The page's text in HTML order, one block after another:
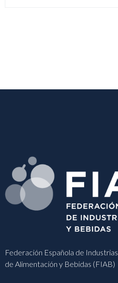
Federación Española de Industrias
de Alimentación y Bebidas (FIAB)